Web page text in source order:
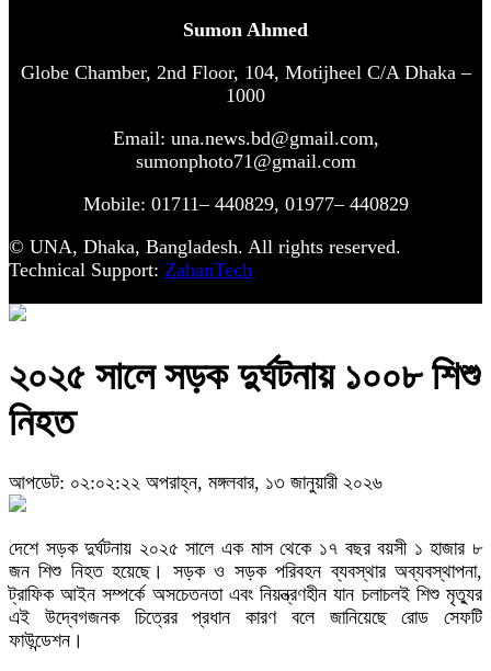
Sumon Ahmed
Globe Chamber, 2nd Floor, 104, Motijheel C/A Dhaka –
1000
Email: una.news.bd@gmail.com,
sumonphoto71@gmail.com
Mobile: 01711– 440829, 01977– 440829
© UNA, Dhaka, Bangladesh. All rights reserved.
Technical Support: ZahanTech
২০২৫ সালে সড়ক দুর্ঘটনায় ১০০৮ শিশু
নিহত
আপডেট: ০২:০২:২২ অপরাহ্ন, মঙ্গলবার, ১৩ জানুয়ারী ২০২৬
দেশে সড়ক দুর্ঘটনায় ২০২৫ সালে এক মাস থেকে ১৭ বছর বয়সী ১ হাজার ৮
জন শিশু নিহত হয়েছে। সড়ক ও সড়ক পরিবহন ব্যবস্থার অব্যবস্থাপনা,
ট্রাফিক আইন সম্পর্কে অসচেতনতা এবং নিয়ন্ত্রণহীন যান চলাচলই শিশু মৃত্যুর
এই উদ্বেগজনক চিত্রের প্রধান কারণ বলে জানিয়েছে রোড সেফটি
ফাউন্ডেশন।